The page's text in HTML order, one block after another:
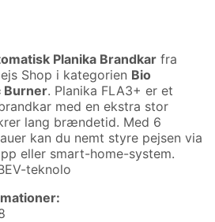
Planika Brandkar fra
Shop i kategorien Bio
Burner. Planika FLA3+ er et
med en ekstra stor
lang brændetid. Med 6
kan du nemt styre pejsen via
eller smart-home-system.
teknolo